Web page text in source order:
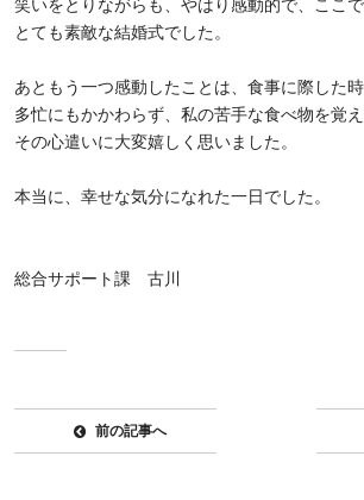
笑いをとりながらも、やはり感動的で、ここ
とても素敵な結婚式でした。
あともう一つ感動したことは、食事に際した時
多忙にもかかわらず、私の苦手な食べ物を覚え
その心遣いに大変嬉しく思いました。
本当に、幸せな気分になれた一日でした。
総合サポート課 古川
前の記事へ